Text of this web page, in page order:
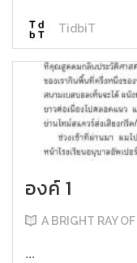
TidbiT
องค์ 1
A BRIGHT RAY
...